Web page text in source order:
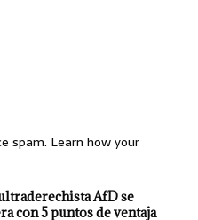
spam. Learn how your
AfD se
con 5 puntos de ventaja